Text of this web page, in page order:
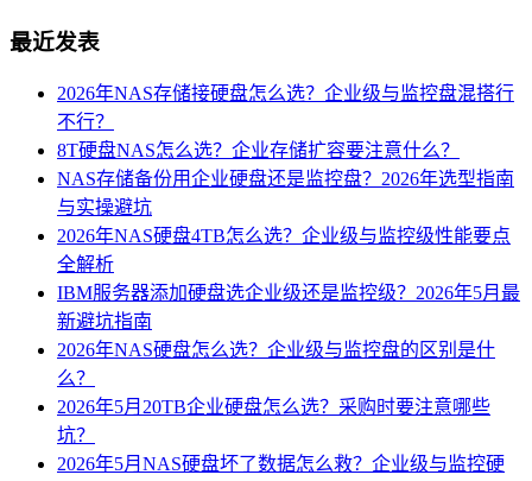
最近发表
2026年NAS存储接硬盘怎么选？企业级与监控盘混搭行
不行？
8T硬盘NAS怎么选？企业存储扩容要注意什么？
NAS存储备份用企业硬盘还是监控盘？2026年选型指南
与实操避坑
2026年NAS硬盘4TB怎么选？企业级与监控级性能要点
全解析
IBM服务器添加硬盘选企业级还是监控级？2026年5月最
新避坑指南
2026年NAS硬盘怎么选？企业级与监控盘的区别是什
么？
2026年5月20TB企业硬盘怎么选？采购时要注意哪些
坑？
2026年5月NAS硬盘坏了数据怎么救？企业级与监控硬